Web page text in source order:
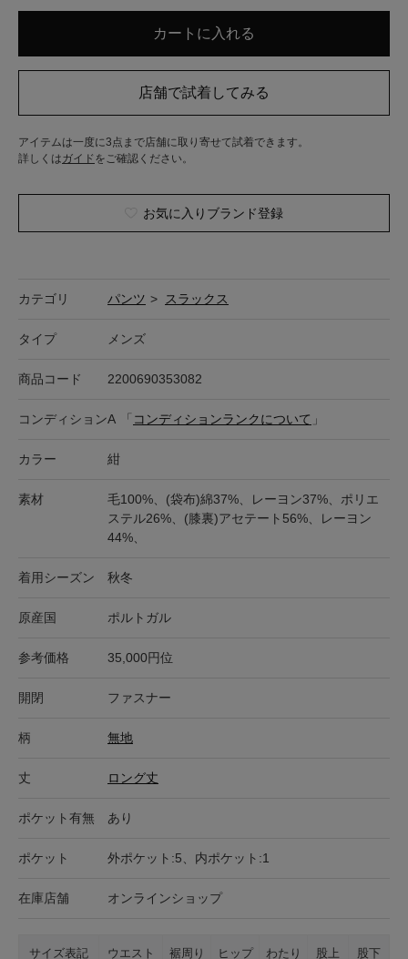
アイテムは一度に3点まで店舗に取り寄せて試着できます。
詳しくはガイド をご確認ください。
お気に入りブランド登録
カテゴリ パンツ > スラックス
タイプ メンズ
商品コード 2200690353082
コンディションA 「 コンディションランクについて 」
カラー 紺
素材
毛100%、(袋布)綿37%、レーヨン37%、ポリエ
ステル26%、(膝裏)アセテート56%、レーヨン
44%、
着用シーズン 秋冬
原産国 ポルトガル
参考価格 35,000円位
開閉 ファスナー
柄 無地
丈 ロング丈
ポケット有無 あり
ポケット 外ポケット:5、内ポケット:1
在庫店舗 オンラインショップ
サイズ表記 ウエスト 裾周り ヒップ わたり 股上 股下